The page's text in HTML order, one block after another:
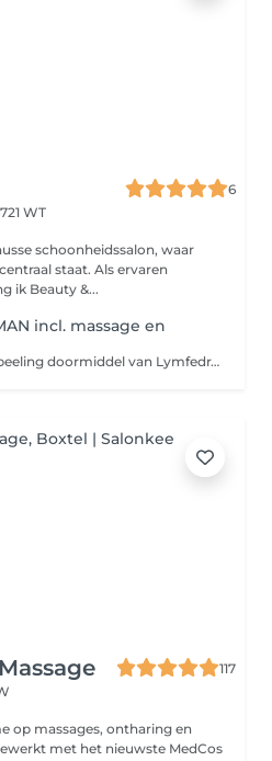
6
WT
schoonheidssalon, waar
Als ervaren
ik Beauty &...
incl. massage en
Reiniging, diepte reiniging, peeling doormiddel van Lymfedrainage, onzuiverheden verwijderen, manuele massage van gelaat hals schouders en nek, aangepast masker, affluitende dag of nacht verzorging
117
op massages, ontharing en
met het nieuwste MedCos